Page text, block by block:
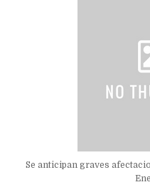
Se anticipan graves